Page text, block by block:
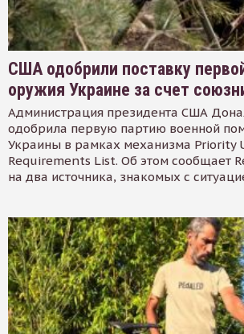
США одобрили поставку
оружия Украине за счет
Администрация президента США
одобрила первую партию военной
Украины в рамках механизма Priority
Requirements List. Об этом сообщает
на два источника, знакомых с